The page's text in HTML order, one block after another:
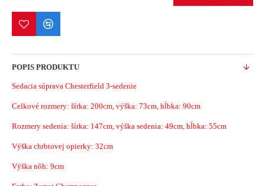
POPIS PRODUKTU
Sedacia súprava Chesterfield 3-sedenie
Celkové rozmery: šírka: 200cm, výška: 73cm, hĺbka: 90cm
Rozmery sedenia: šírka: 147cm, výška sedenia: 49cm, hĺbka: 55cm
Výška chrbtovej opierky: 32cm
Výška nôh: 9cm